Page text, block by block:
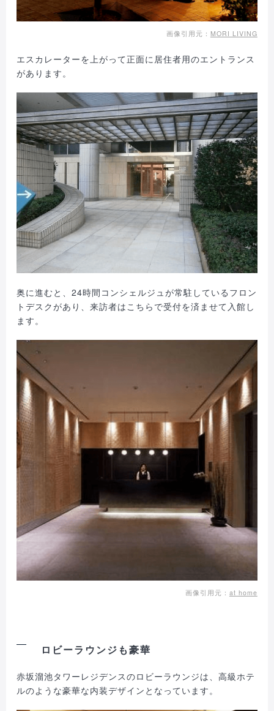
画像引用元： MORI LIVING
エスカレーターを上がって正面に居住者用のエントランス
があります。
奥に進むと、24時間コンシェルジュが常駐しているフロン
トデスクがあり、来訪者はこちらで受付を済ませて入館し
ます。
画像引用元： at home
ロビーラウンジも豪華
赤坂溜池タワーレジデンスのロビーラウンジは、高級ホテ
ルのような豪華な内装デザインとなっています。